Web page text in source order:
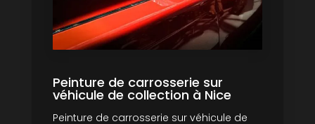
Peinture de carrosserie sur
véhicule de collection à Nice
Peinture de carrosserie sur véhicule de